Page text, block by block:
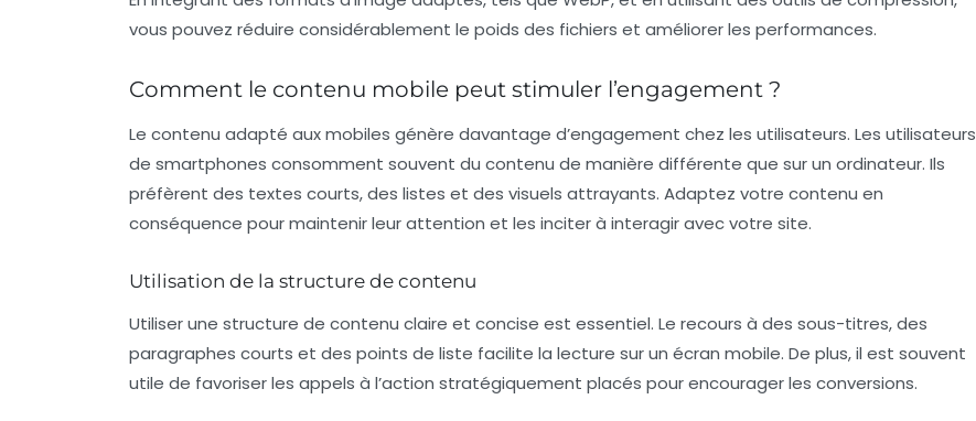
vous pouvez réduire considérablement le poids des fichiers et améliorer les performances.
Comment le contenu mobile peut stimuler l’engagement ?
Le contenu adapté aux mobiles génère davantage d’engagement chez les utilisateurs. Les utilisateurs
de smartphones consomment souvent du contenu de manière différente que sur un ordinateur. Ils
préfèrent des textes courts, des listes et des visuels attrayants. Adaptez votre contenu en
conséquence pour maintenir leur attention et les inciter à interagir avec votre site.
Utilisation de la structure de contenu
Utiliser une structure de contenu claire et concise est essentiel. Le recours à des sous-titres, des
paragraphes courts et des points de liste facilite la lecture sur un écran mobile. De plus, il est souvent
utile de favoriser les appels à l’action stratégiquement placés pour encourager les conversions.